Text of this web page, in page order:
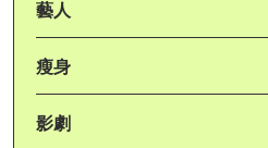
藝人
瘦身
影劇